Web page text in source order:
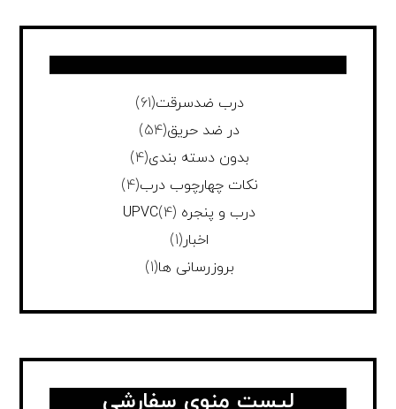
درب ضدسرقت(61)
در ضد حریق(54)
بدون دسته بندی(4)
نکات چهارچوب درب(4)
درب و پنجره UPVC (4)
اخبار(1)
بروزرسانی ها(1)
لیست منوی سفارشی